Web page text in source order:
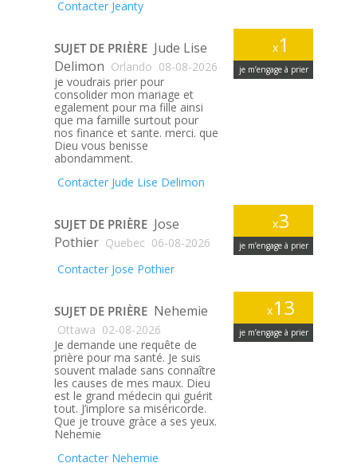
Contacter Jeanty
x1
je m’engage à prier
SUJET DE PRIÈRE Jude Lise
Delimon Orlando 08-08-2026
je voudrais prier pour
consolider mon mariage et
egalement pour ma fille ainsi
que ma famille surtout pour
nos finance et sante. merci. que
Dieu vous benisse
abondamment.
Contacter Jude Lise Delimon
x3
je m’engage à prier
SUJET DE PRIÈRE Jose
Pothier Quebec 06-08-2026
Contacter Jose Pothier
x13
je m’engage à prier
SUJET DE PRIÈRE Nehemie
Ottawa 02-08-2026
Je demande une requête de
prière pour ma santé. Je suis
souvent malade sans connaître
les causes de mes maux. Dieu
est le grand médecin qui guérit
tout. J’implore sa miséricorde.
Que je trouve gràce a ses yeux.
Nehemie
Contacter Nehemie